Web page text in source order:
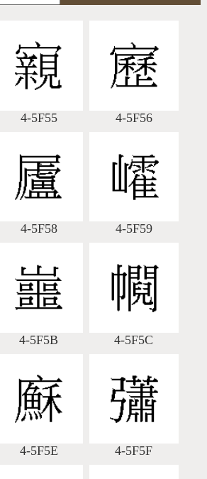
4-5F55 4-5F56
4-5F58 4-5F59
4-5F5B 4-5F5C
4-5F5E 4-5F5F